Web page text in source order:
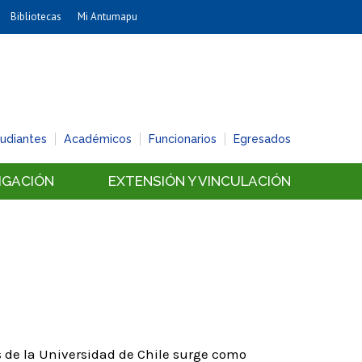
Comunicación e Imagen
Economía y Negocios
Gobierno
Bibliotecas Mi Antumapu
Académicos Funcionarios Egresados
EXTENSIÓN Y VINCULACIÓN
la Universidad de Chile surge como